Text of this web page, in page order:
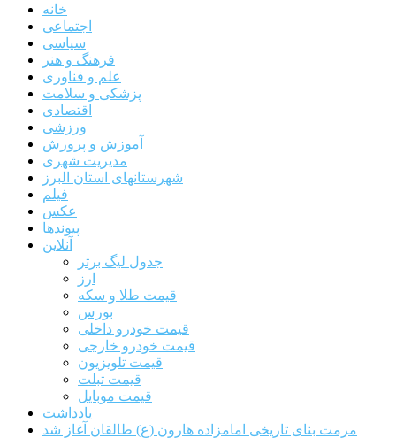
خانه
اجتماعی
سیاسی
فرهنگ و هنر
علم و فناوری
پزشکی و سلامت
اقتصادی
ورزشی
آموزش و پرورش
مدیریت شهری
شهرستانهای استان البرز
فیلم
عکس
پیوندها
آنلاین
جدول لیگ برتر
ارز
قیمت طلا و سکه
بورس
قیمت خودرو داخلی
قیمت خودرو خارجی
قیمت تلویزیون
قیمت تبلت
قیمت موبایل
یادداشت
مرمت بنای تاریخی امامزاده هارون (ع) طالقان آغاز شد